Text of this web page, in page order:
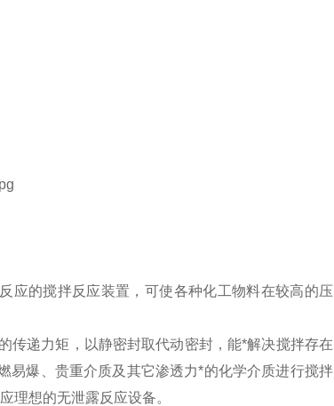
应的搅拌反应装置，可使各种化工物料在较高的压
传递力矩，以静密封取代动密封，能*解决搅拌存在
易爆、贵重介质及其它渗透力*的化学介质进行搅拌
理想的无泄露反应设备。